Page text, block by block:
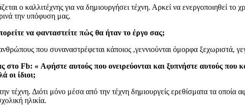
ο καλλιτέχνης για να δημιουργήσει τέχνη. Αρκεί να ενεργοποιηθεί
την υπόφυση μας.
να φανταστείτε πώς θα ήταν το έργο σας;
που συναναστρέφεται κάποιος ,γεννιούνται όμορφα ξεχωριστά,
Fb: « Αφήστε αυτούς που ονειρεύονται και ξυπνήστε αυτούς που
οι ίδιοι;
τέχνη. Διότι μόνο μέσα από την τέχνη δημιουργείς ερεθίσματα τα οποία
ηλικία.